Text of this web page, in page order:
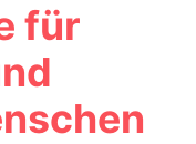
für